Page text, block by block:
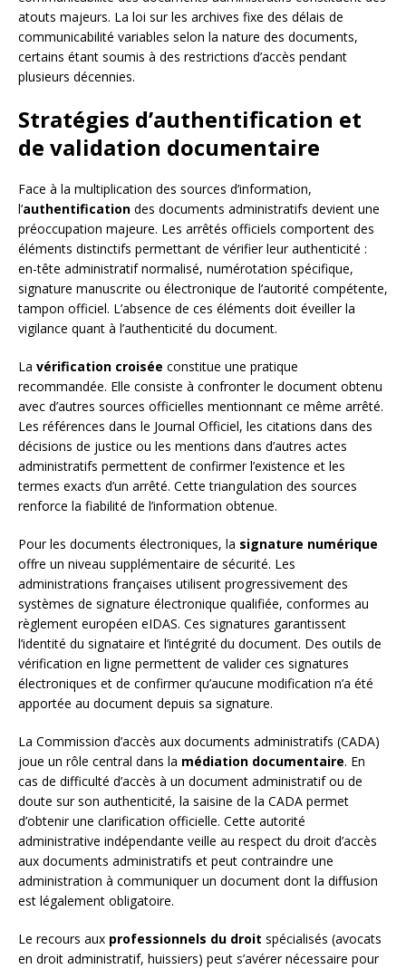
atouts majeurs. La loi sur les archives fixe des délais de
communicabilité variables selon la nature des documents,
certains étant soumis à des restrictions d’accès pendant
plusieurs décennies.
Stratégies d’authentification et
de validation documentaire
Face à la multiplication des sources d’information,
l’authentification des documents administratifs devient une
préoccupation majeure. Les arrêtés officiels comportent des
éléments distinctifs permettant de vérifier leur authenticité :
en-tête administratif normalisé, numérotation spécifique,
signature manuscrite ou électronique de l’autorité compétente,
tampon officiel. L’absence de ces éléments doit éveiller la
vigilance quant à l’authenticité du document.
La vérification croisée constitue une pratique
recommandée. Elle consiste à confronter le document obtenu
avec d’autres sources officielles mentionnant ce même arrêté.
Les références dans le Journal Officiel, les citations dans des
décisions de justice ou les mentions dans d’autres actes
administratifs permettent de confirmer l’existence et les
termes exacts d’un arrêté. Cette triangulation des sources
renforce la fiabilité de l’information obtenue.
Pour les documents électroniques, la signature numérique
offre un niveau supplémentaire de sécurité. Les
administrations françaises utilisent progressivement des
systèmes de signature électronique qualifiée, conformes au
règlement européen eIDAS. Ces signatures garantissent
l’identité du signataire et l’intégrité du document. Des outils de
vérification en ligne permettent de valider ces signatures
électroniques et de confirmer qu’aucune modification n’a été
apportée au document depuis sa signature.
La Commission d’accès aux documents administratifs (CADA)
joue un rôle central dans la médiation documentaire. En
cas de difficulté d’accès à un document administratif ou de
doute sur son authenticité, la saisine de la CADA permet
d’obtenir une clarification officielle. Cette autorité
administrative indépendante veille au respect du droit d’accès
aux documents administratifs et peut contraindre une
administration à communiquer un document dont la diffusion
est légalement obligatoire.
Le recours aux professionnels du droit spécialisés (avocats
en droit administratif, huissiers) peut s’avérer nécessaire pour